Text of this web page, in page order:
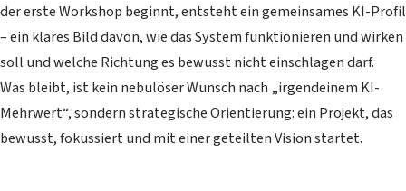
der erste Workshop beginnt, entsteht ein gemeinsames KI-Profil
– ein klares Bild davon, wie das System funktionieren und wirken
soll und welche Richtung es bewusst nichteinschlagen darf.
Was bleibt, ist kein nebulöser Wunsch nach „irgendeinem KI-
Mehrwert“, sondern strategische Orientierung: ein Projekt, das
bewusst, fokussiert und mit einer geteilten Vision startet.